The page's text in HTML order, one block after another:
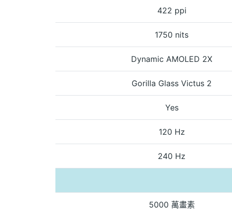
422 ppi
1750 nits
Dynamic AMOLED 2X
Gorilla Glass Victus 2
Yes
120 Hz
240 Hz
5000 萬畫素